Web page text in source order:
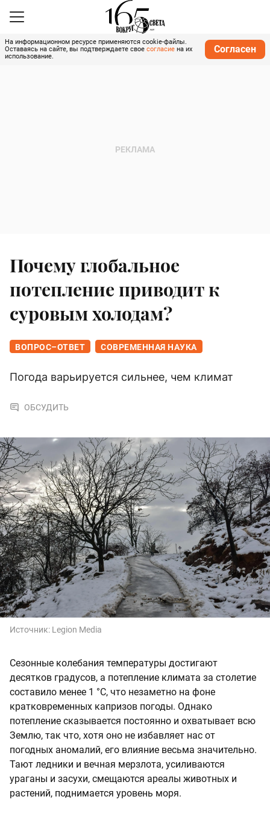
На информационном ресурсе применяются cookie-файлы.
Оставаясь на сайте, вы подтверждаете свое согласие на их
использование.
Согласен
Почему глобальное
потепление приводит к
суровым холодам?
ВОПРОС–ОТВЕТ СОВРЕМЕННАЯ НАУКА
Погода варьируется сильнее, чем климат
ОБСУДИТЬ
Источник: Legion Media
Сезонные колебания температуры достигают
десятков градусов, а потепление климата за столетие
составило менее 1 °C, что незаметно на фоне
кратковременных капризов погоды. Однако
потепление сказывается постоянно и охватывает всю
Землю, так что, хотя оно не избавляет нас от
погодных аномалий, его влияние весьма значительно.
Тают ледники и вечная мерзлота, усиливаются
ураганы и засухи, смещаются ареалы животных и
растений, поднимается уровень моря.